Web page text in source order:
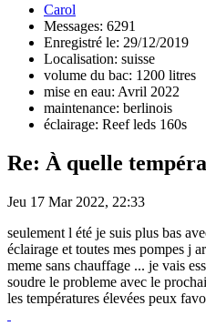
Carol
Messages: 6291
Enregistré le: 29/12/2019
Localisation: suisse
volume du bac: 1200 litres
mise en eau: Avril 2022
maintenance: berlinois
éclairage: Reef leds 160s
Re: À quelle
Jeu 17 Mar 2022, 22:33
seulement l été je suis plus bas
éclairage et toutes mes pompes j
meme sans chauffage ... je vais
soudre le probleme avec le
les températures élevées peux